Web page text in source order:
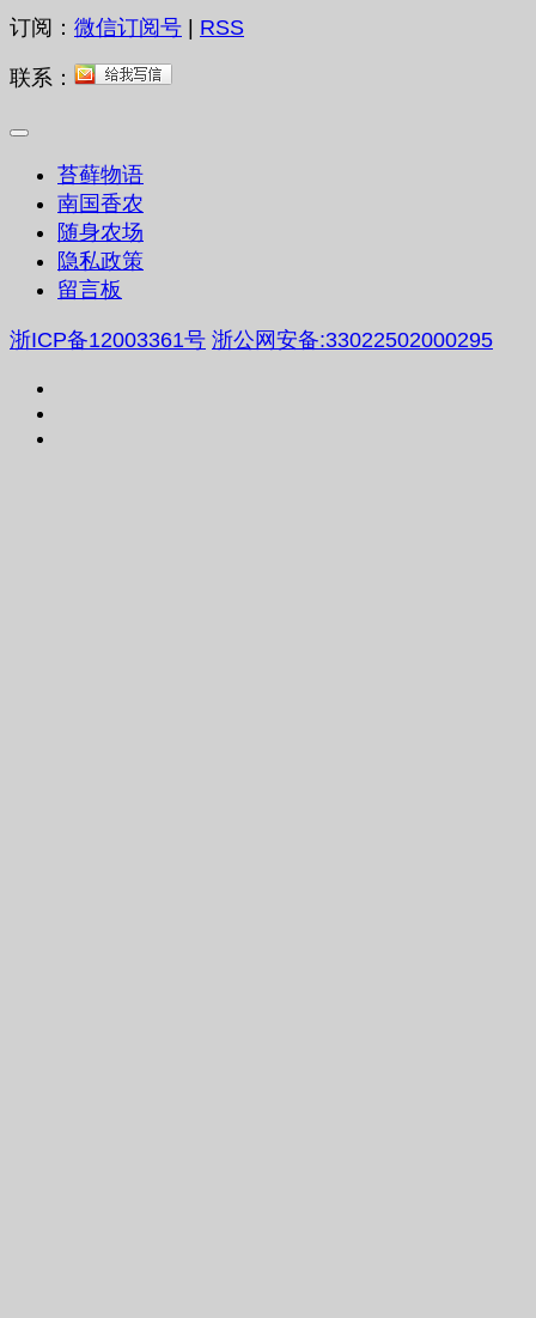
订阅： 微信订阅号 | RSS
联系：
苔藓物语
南国香农
随身农场
隐私政策
留言板
浙ICP备12003361号 浙公网安备:33022502000295